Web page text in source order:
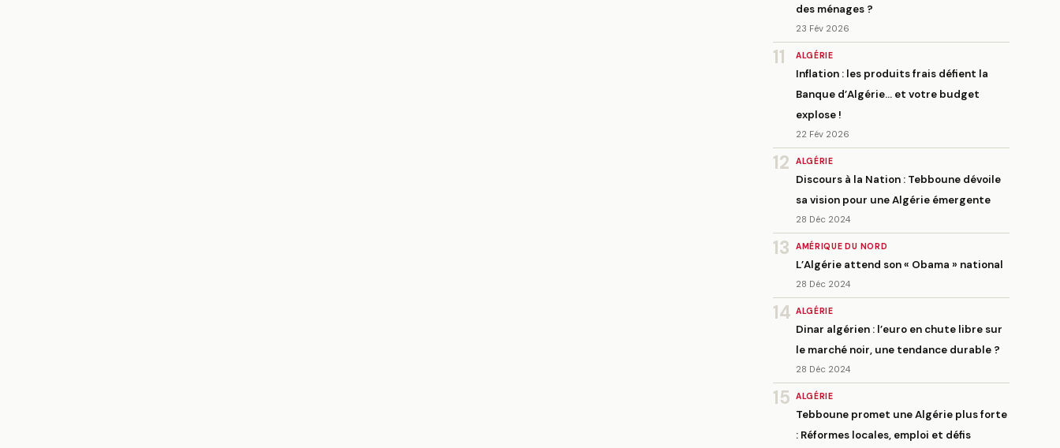
des ménages ?
23 Fév 2026
11 ALGÉRIE
Inflation : les produits frais défient la
Banque d’Algérie… et votre budget
explose !
22 Fév 2026
12 ALGÉRIE
Discours à la Nation : Tebboune dévoile
sa vision pour une Algérie émergente
28 Déc 2024
13 AMÉRIQUE DU NORD
L’Algérie attend son « Obama » national
28 Déc 2024
14 ALGÉRIE
Dinar algérien : l’euro en chute libre sur
le marché noir, une tendance durable ?
28 Déc 2024
15 ALGÉRIE
Tebboune promet une Algérie plus forte
: Réformes locales, emploi et défis